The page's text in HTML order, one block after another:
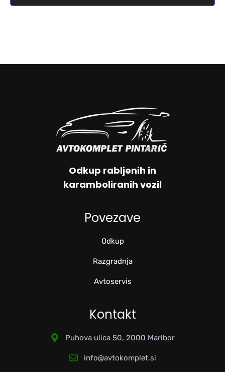
Odkup rabljenih in
karamboliranih vozil
Povezave
Odkup
Razgradnja
Avtoservis
Kontakt
Puhova ulica 50, 2000 Maribor
info@avtokomplet.si